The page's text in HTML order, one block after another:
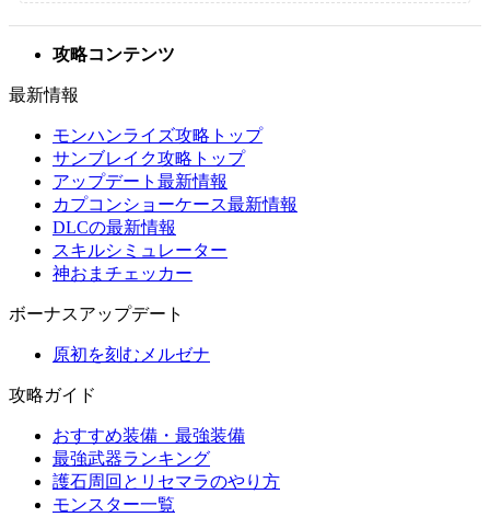
攻略コンテンツ
最新情報
モンハンライズ攻略トップ
サンブレイク攻略トップ
アップデート最新情報
カプコンショーケース最新情報
DLCの最新情報
スキルシミュレーター
神おまチェッカー
ボーナスアップデート
原初を刻むメルゼナ
攻略ガイド
おすすめ装備・最強装備
最強武器ランキング
護石周回とリセマラのやり方
モンスター一覧